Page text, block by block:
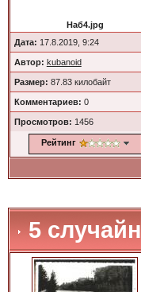
Наб4.jpg
Дата: 17.8.2019, 9:24
Автор: kubanoid
Размер: 87.83 килобайт
Комментариев: 0
Просмотров: 1456
Рейтинг
5